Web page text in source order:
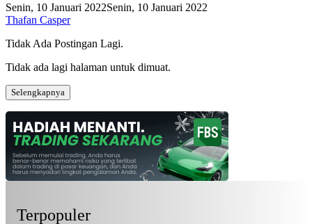
Senin, 10 Januari 2022Senin, 10 Januari 2022
Thafan Casper
Tidak Ada Postingan Lagi.
Tidak ada lagi halaman untuk dimuat.
Selengkapnya
Terpopuler